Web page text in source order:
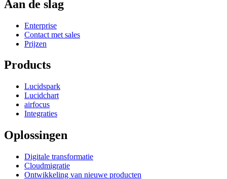
Aan de slag
Enterprise
Contact met sales
Prijzen
Products
Lucidspark
Lucidchart
airfocus
Integraties
Oplossingen
Digitale transformatie
Cloudmigratie
Ontwikkeling van nieuwe producten